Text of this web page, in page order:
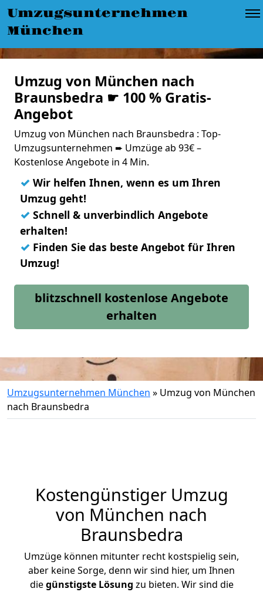
Umzugsunternehmen
München
Umzug von München nach
Braunsbedra ☛ 100 % Gratis-
Angebot
Umzug von München nach Braunsbedra : Top-
Umzugsunternehmen ➨ Umzüge ab 93€ –
Kostenlose Angebote in 4 Min.
✓ Wir helfen Ihnen, wenn es um Ihren
Umzug geht!
✓ Schnell & unverbindlich Angebote
erhalten!
✓ Finden Sie das beste Angebot für Ihren
Umzug!
blitzschnell kostenlose Angebote
erhalten
Umzugsunternehmen München » Umzug von München
nach Braunsbedra
Kostengünstiger Umzug
von München nach
Braunsbedra
Umzüge können mitunter recht kostspielig sein,
aber keine Sorge, denn wir sind hier, um Ihnen
diegünstigste Lösung zu bieten. Wir sind die